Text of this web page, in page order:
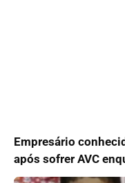
Empresário
após sofrer AVC